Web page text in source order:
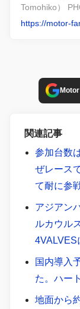
Tomohiko）
https://motor-
関連記事
参加台数
ぜレース
て耐に参
アジアン
ルカウル
4VALVES
国内導入
た。ハー
地面から